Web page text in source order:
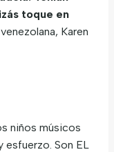
toque en
Karen
niños músicos
Son EL